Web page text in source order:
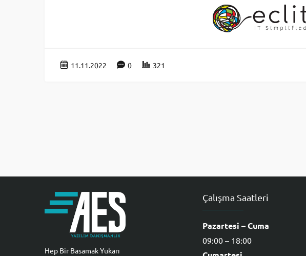
11.11.2022 0 321
Hep Bir Basamak Yukarı
Çalışma Saatleri
Pazartesi – Cuma
09:00 – 18:00